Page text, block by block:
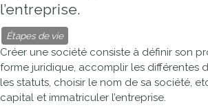
l’entreprise.
Étapes de vie
Créer une société consiste à définir son
forme juridique, accomplir les différentes
les statuts, choisir le nom de sa société,
capital et immatriculer l’entreprise.